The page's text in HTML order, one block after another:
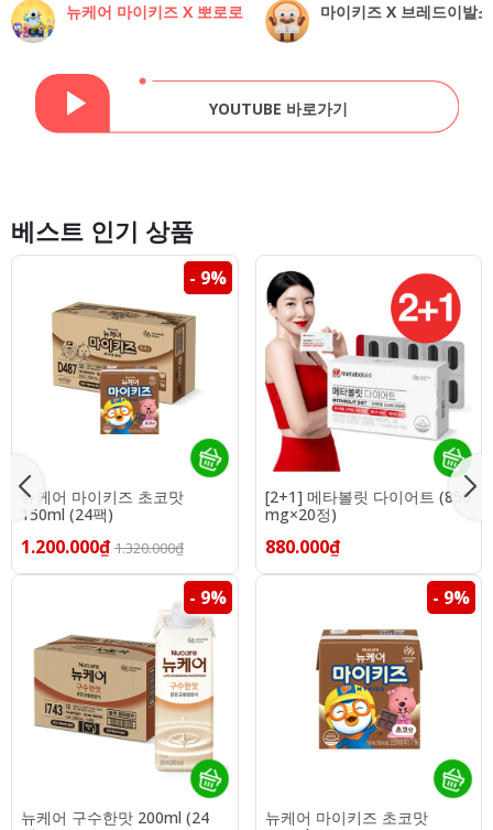
뉴케어 마이키즈 X 뽀로로 마이키즈 X 브레드이발소
YOUTUBE 바로가기
베스트 인기 상품
- 9%
뉴케어 마이키즈 초코맛
150ml (24팩)
1.200.000₫ 1.320.000₫
[2+1] 메타볼릿 다이어트 (850
mg×20정)
880.000₫
- 9%
뉴케어 구수한맛 200ml (24
- 9%
뉴케어 마이키즈 초코맛